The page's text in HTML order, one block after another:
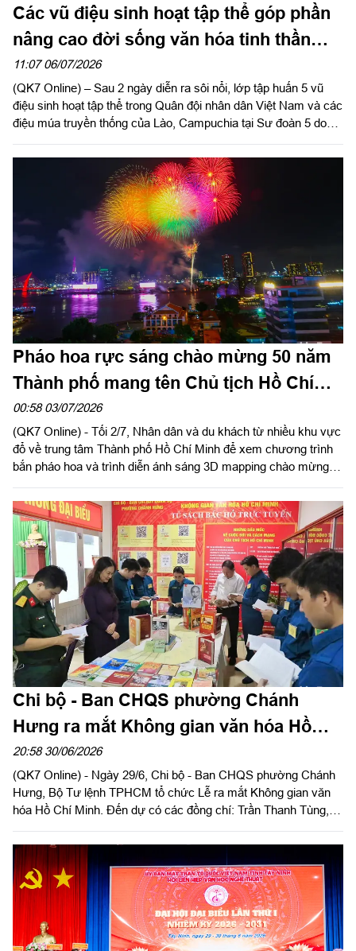
Các vũ điệu sinh hoạt tập thể góp phần
nâng cao đời sống văn hóa tinh thần
của bộ đội
11:07 06/07/2026
(QK7 Online) – Sau 2 ngày diễn ra sôi nổi, lớp tập huấn 5 vũ
điệu sinh hoạt tập thể trong Quân đội nhân dân Việt Nam và các
điệu múa truyền thống của Lào, Campuchia tại Sư đoàn 5 do
ngày 6/7.
Pháo hoa rực sáng chào mừng 50 năm
Thành phố mang tên Chủ tịch Hồ Chí
Minh
00:58 03/07/2026
(QK7 Online) - Tối 2/7, Nhân dân và du khách từ nhiều khu vực
đổ về trung tâm Thành phố Hồ Chí Minh để xem chương trình
bắn pháo hoa và trình diễn ánh sáng 3D mapping chào mừng
vinh dự mang tên Chủ tịch Hồ Chí Minh (2/7/1976-2/7/2026).
Chi bộ - Ban CHQS phường Chánh
Hưng ra mắt Không gian văn hóa Hồ
Chí Minh
20:58 30/06/2026
(QK7 Online) - Ngày 29/6, Chi bộ - Ban CHQS phường Chánh
Hưng, Bộ Tư lệnh TPHCM tổ chức Lễ ra mắt Không gian văn
hóa Hồ Chí Minh. Đến dự có các đồng chí: Trần Thanh Tùng, Bí
Dương Văn Dân, Ủy viên Ban Thường vụ, Phó Chủ tịch UBND
phường và đại diện lãnh đạo một số ban, ngành phường.